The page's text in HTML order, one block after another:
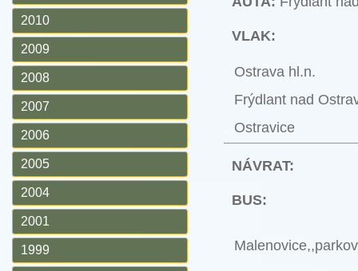
2010
2009
2008
2007
2006
2005
2004
2001
1999
VLAK:
Ostrava hl.n.
Frýdlant nad
Ostravice
NÁVRAT:
BUS: